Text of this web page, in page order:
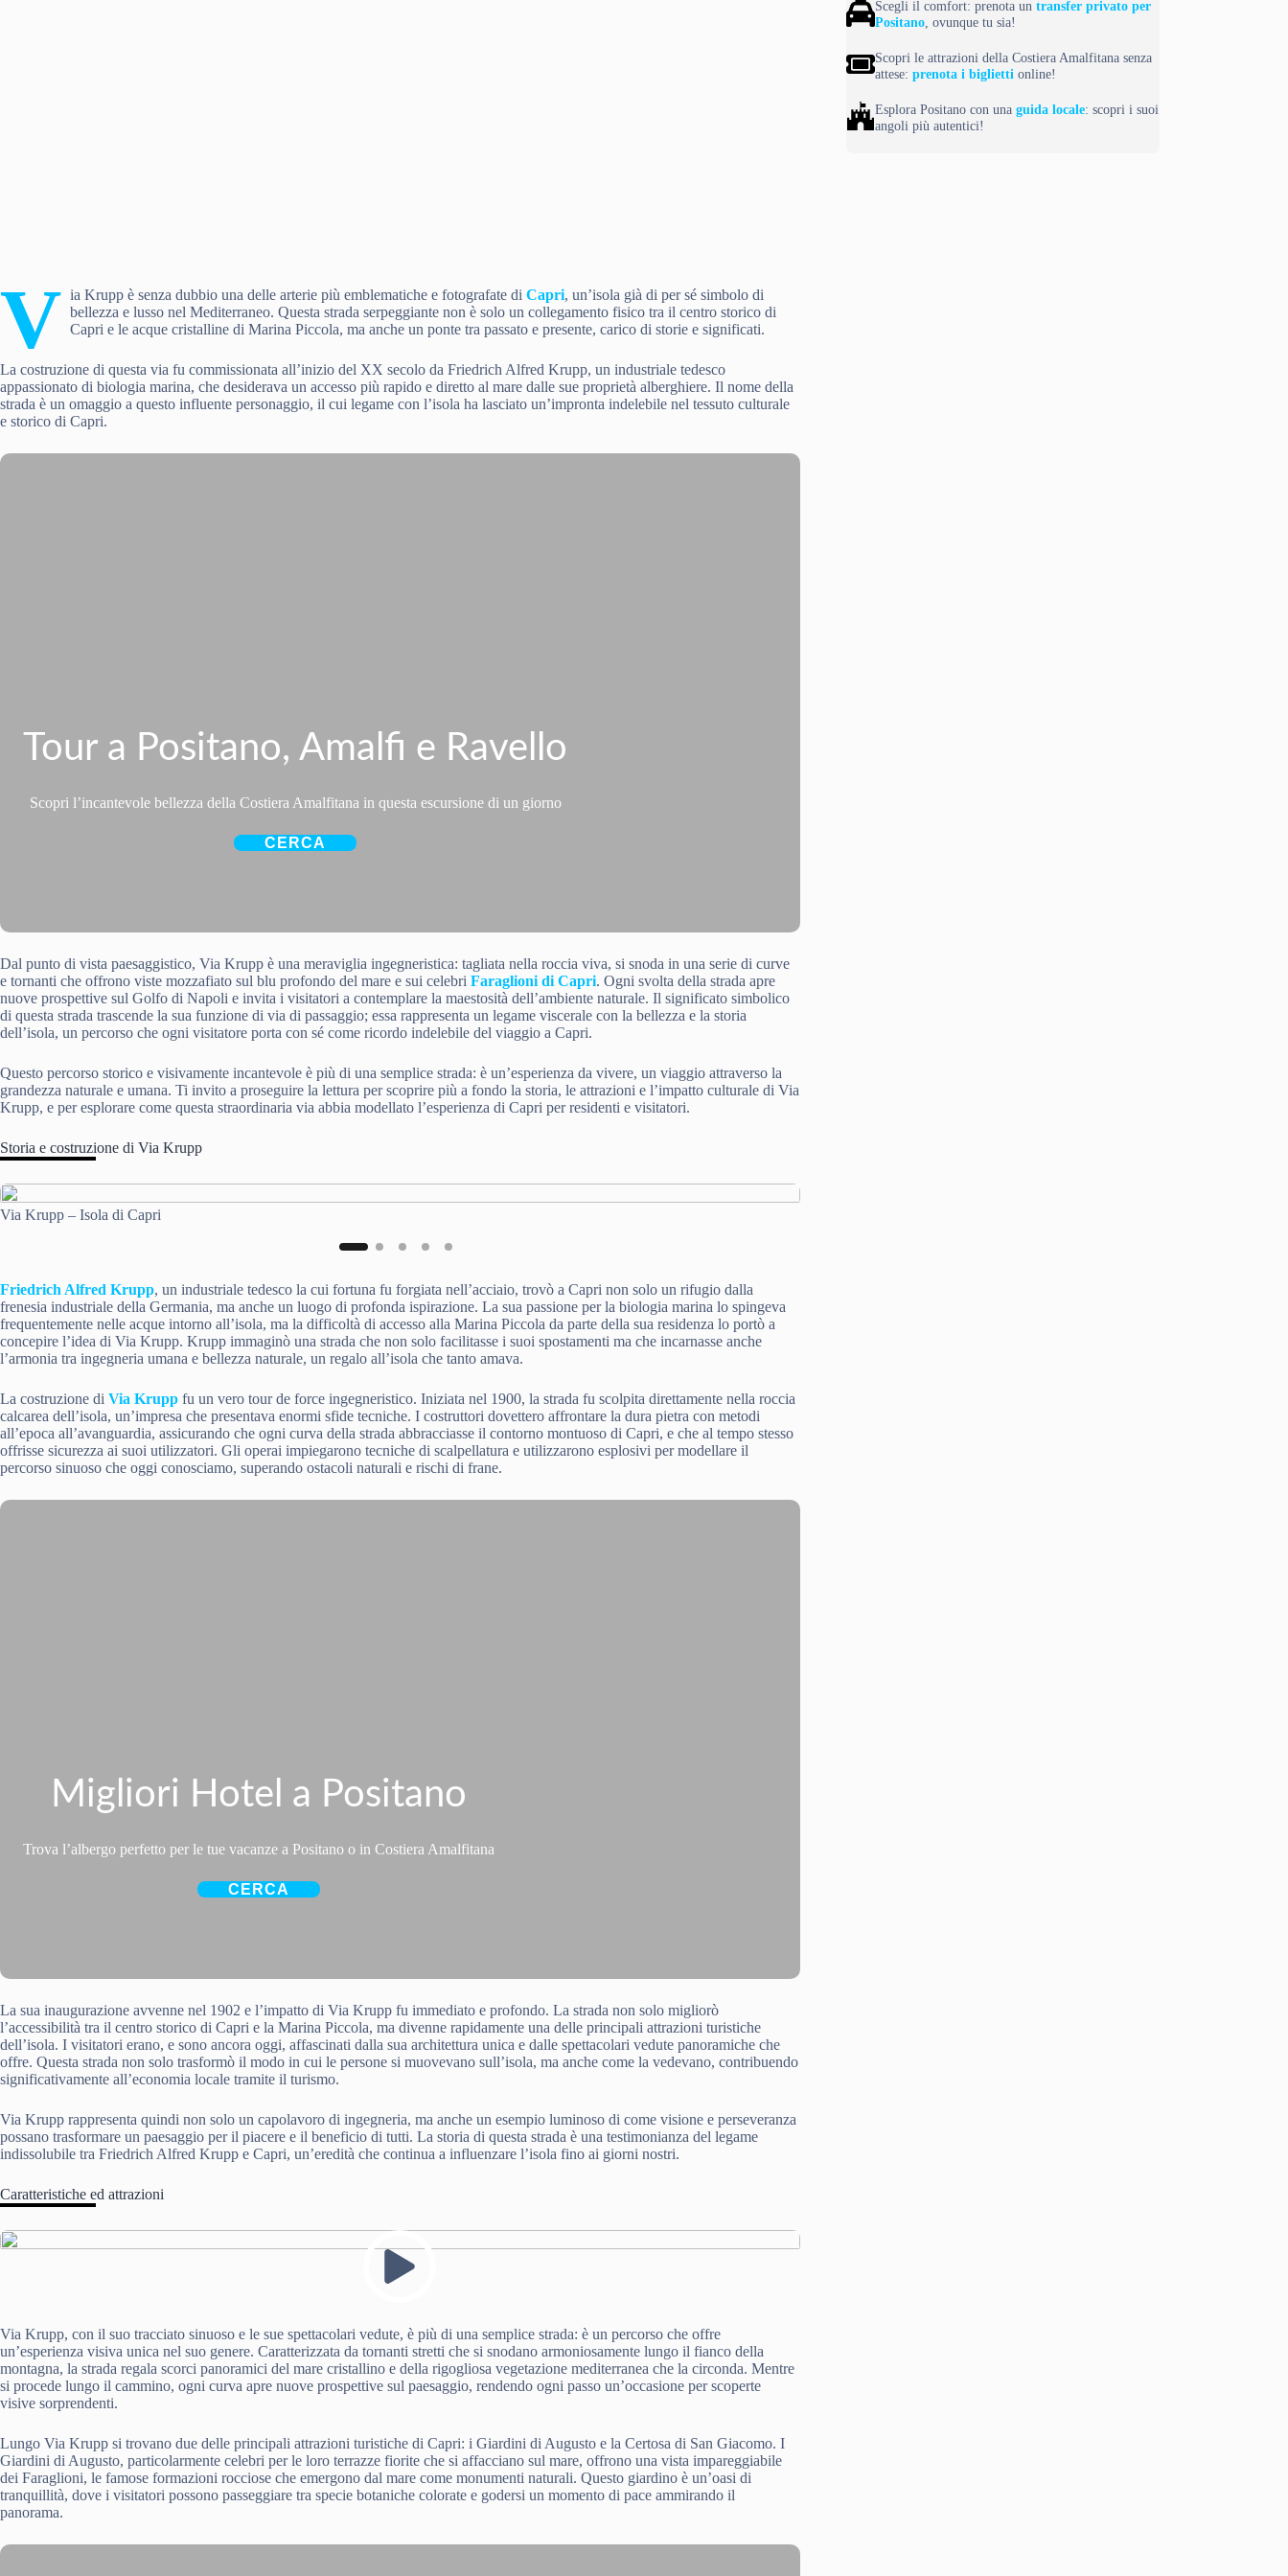
V ia Krupp è senza dubbio una delle arterie più emblematiche e fotografate di Capri, un’isola già di per sé simbolo di
bellezza e lusso nel Mediterraneo. Questa strada serpeggiante non è solo un collegamento fisico tra il centro storico di
Capri e le acque cristalline di Marina Piccola, ma anche un ponte tra passato e presente, carico di storie e significati.
La costruzione di questa via fu commissionata all’inizio del XX secolo da Friedrich Alfred Krupp, un industriale tedesco
appassionato di biologia marina, che desiderava un accesso più rapido e diretto al mare dalle sue proprietà alberghiere. Il nome della
strada è un omaggio a questo influente personaggio, il cui legame con l’isola ha lasciato un’impronta indelebile nel tessuto culturale
e storico di Capri.
Tour a Positano, Amalfi e Ravello
Scopri l’incantevole bellezza della Costiera Amalfitana in questa escursione di un giorno
CERCA
Dal punto di vista paesaggistico, Via Krupp è una meraviglia ingegneristica: tagliata nella roccia viva, si snoda in una serie di curve
e tornanti che offrono viste mozzafiato sul blu profondo del mare e sui celebri Faraglioni di Capri. Ogni svolta della strada apre
nuove prospettive sul Golfo di Napoli e invita i visitatori a contemplare la maestosità dell’ambiente naturale. Il significato simbolico
di questa strada trascende la sua funzione di via di passaggio; essa rappresenta un legame viscerale con la bellezza e la storia
dell’isola, un percorso che ogni visitatore porta con sé come ricordo indelebile del viaggio a Capri.
Questo percorso storico e visivamente incantevole è più di una semplice strada: è un’esperienza da vivere, un viaggio attraverso la
grandezza naturale e umana. Ti invito a proseguire la lettura per scoprire più a fondo la storia, le attrazioni e l’impatto culturale di Via
Krupp, e per esplorare come questa straordinaria via abbia modellato l’esperienza di Capri per residenti e visitatori.
Storia e costruzione di Via Krupp
Via Krupp – Isola di Capri
Friedrich Alfred Krupp, un industriale tedesco la cui fortuna fu forgiata nell’acciaio, trovò a Capri non solo un rifugio dalla
frenesia industriale della Germania, ma anche un luogo di profonda ispirazione. La sua passione per la biologia marina lo spingeva
frequentemente nelle acque intorno all’isola, ma la difficoltà di accesso alla Marina Piccola da parte della sua residenza lo portò a
concepire l’idea di Via Krupp. Krupp immaginò una strada che non solo facilitasse i suoi spostamenti ma che incarnasse anche
l’armonia tra ingegneria umana e bellezza naturale, un regalo all’isola che tanto amava.
La costruzione di Via Krupp fu un vero tour de force ingegneristico. Iniziata nel 1900, la strada fu scolpita direttamente nella roccia
calcarea dell’isola, un’impresa che presentava enormi sfide tecniche. I costruttori dovettero affrontare la dura pietra con metodi
all’epoca all’avanguardia, assicurando che ogni curva della strada abbracciasse il contorno montuoso di Capri, e che al tempo stesso
offrisse sicurezza ai suoi utilizzatori. Gli operai impiegarono tecniche di scalpellatura e utilizzarono esplosivi per modellare il
percorso sinuoso che oggi conosciamo, superando ostacoli naturali e rischi di frane.
Migliori Hotel a Positano
Trova l’albergo perfetto per le tue vacanze a Positano o in Costiera Amalfitana
CERCA
La sua inaugurazione avvenne nel 1902 e l’impatto di Via Krupp fu immediato e profondo. La strada non solo migliorò
l’accessibilità tra il centro storico di Capri e la Marina Piccola, ma divenne rapidamente una delle principali attrazioni turistiche
dell’isola. I visitatori erano, e sono ancora oggi, affascinati dalla sua architettura unica e dalle spettacolari vedute panoramiche che
offre. Questa strada non solo trasformò il modo in cui le persone si muovevano sull’isola, ma anche come la vedevano, contribuendo
significativamente all’economia locale tramite il turismo.
Via Krupp rappresenta quindi non solo un capolavoro di ingegneria, ma anche un esempio luminoso di come visione e perseveranza
possano trasformare un paesaggio per il piacere e il beneficio di tutti. La storia di questa strada è una testimonianza del legame
indissolubile tra Friedrich Alfred Krupp e Capri, un’eredità che continua a influenzare l’isola fino ai giorni nostri.
Caratteristiche ed attrazioni
Via Krupp, con il suo tracciato sinuoso e le sue spettacolari vedute, è più di una semplice strada: è un percorso che offre
un’esperienza visiva unica nel suo genere. Caratterizzata da tornanti stretti che si snodano armoniosamente lungo il fianco della
montagna, la strada regala scorci panoramici del mare cristallino e della rigogliosa vegetazione mediterranea che la circonda. Mentre
si procede lungo il cammino, ogni curva apre nuove prospettive sul paesaggio, rendendo ogni passo un’occasione per scoperte
visive sorprendenti.
Lungo Via Krupp si trovano due delle principali attrazioni turistiche di Capri: i Giardini di Augusto e la Certosa di San Giacomo. I
Giardini di Augusto, particolarmente celebri per le loro terrazze fiorite che si affacciano sul mare, offrono una vista impareggiabile
dei Faraglioni, le famose formazioni rocciose che emergono dal mare come monumenti naturali. Questo giardino è un’oasi di
tranquillità, dove i visitatori possono passeggiare tra specie botaniche colorate e godersi un momento di pace ammirando il
panorama.
Scegli il comfort: prenota untransfer privato per
Positano, ovunque tu sia!
Scopri le attrazioni della Costiera Amalfitana senza
attese:prenota i biglietti online!
Esplora Positano con unaguida locale: scopri i suoi
angoli più autentici!